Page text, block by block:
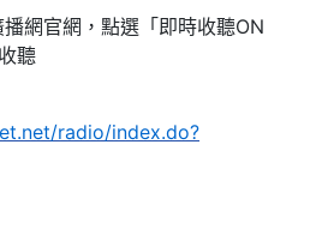
網官網，點選「即時收聽ON
聽
radio/index.do?